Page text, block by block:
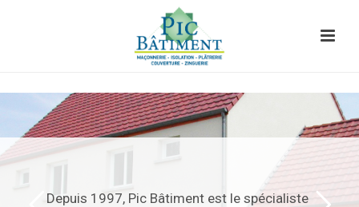
Depuis 1997, Pic Bâtiment est le spécialiste